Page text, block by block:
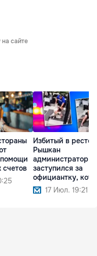
на сайте
помощи
счетов
Избитый в
Рышкан
администратор
заступился за
официантку,
угрожали
17 Июл. 19:21